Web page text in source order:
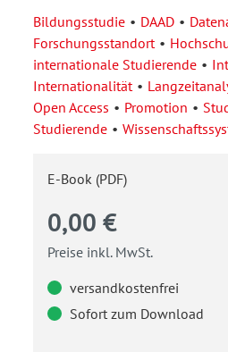
Bildungsstudie DAAD
Forschungsstandort
internationale Studierende
Internationalität
Open Access
Promotion
Studierende
E-Book (PDF)
0,00 €
Preise inkl. MwSt.
versandkostenfrei
Sofort zum Download